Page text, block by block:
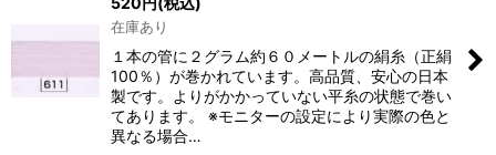
在庫あり
１本の管に２グラム約６０メートルの絹糸（正絹
100％）が巻かれています。高品質、安心の日本
製です。よりがかかっていない平糸の状態で巻い
てあります。 ※モニターの設定により実際の色と
異なる場合…